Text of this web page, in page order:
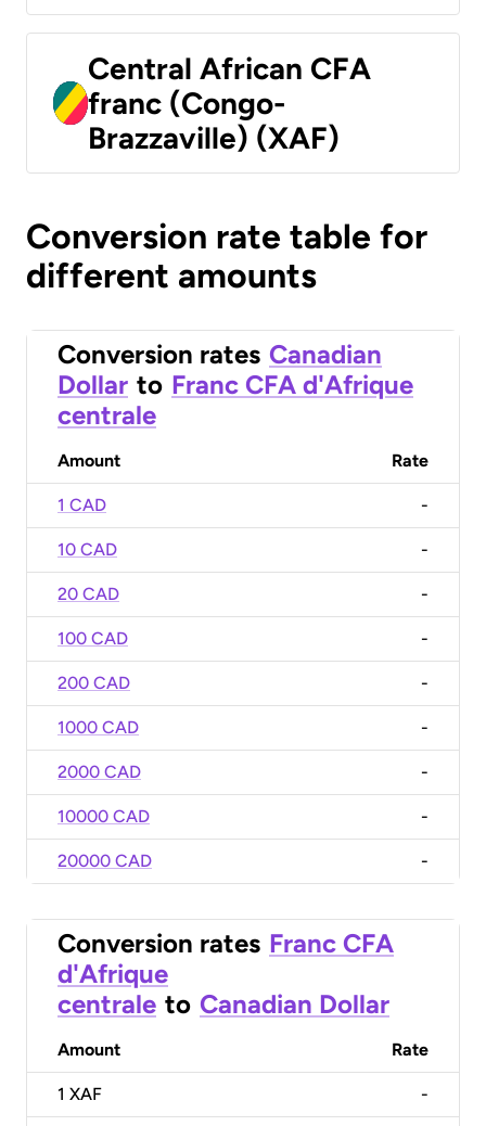
Central African CFA
franc (Congo-
Brazzaville) (XAF)
Conversion rate table for
different amounts
Conversion rates Canadian
Dollar to Franc CFA d'Afrique
centrale
Amount Rate
1 CAD -
10 CAD -
20 CAD -
100 CAD -
200 CAD -
1000 CAD -
2000 CAD -
10000 CAD -
20000 CAD -
Conversion rates Franc CFA
d'Afrique
centrale to Canadian Dollar
Amount Rate
1 XAF -